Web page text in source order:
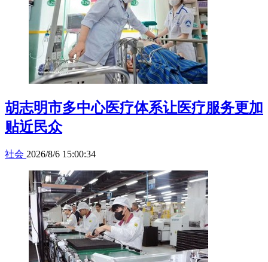
胡志明市多中心医疗体系让医疗服务更加
贴近民众
社会 2026/8/6 15:00:34